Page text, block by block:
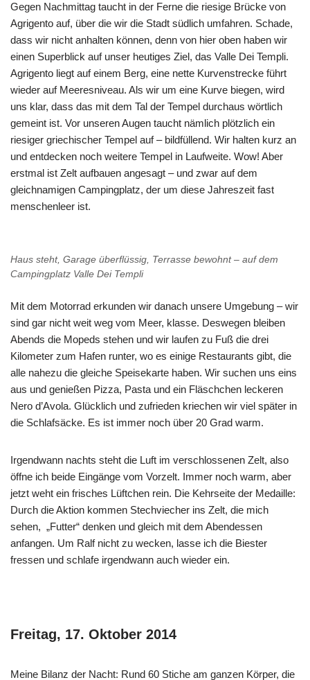
Gegen Nachmittag taucht in der Ferne die riesige Brücke von
Agrigento auf, über die wir die Stadt südlich umfahren. Schade,
dass wir nicht anhalten können, denn von hier oben haben wir
einen Superblick auf unser heutiges Ziel, das Valle Dei Templi.
Agrigento liegt auf einem Berg, eine nette Kurvenstrecke führt
wieder auf Meeresniveau. Als wir um eine Kurve biegen, wird
uns klar, dass das mit dem Tal der Tempel durchaus wörtlich
gemeint ist. Vor unseren Augen taucht nämlich plötzlich ein
riesiger griechischer Tempel auf – bildfüllend. Wir halten kurz an
und entdecken noch weitere Tempel in Laufweite. Wow! Aber
erstmal ist Zelt aufbauen angesagt – und zwar auf dem
gleichnamigen Campingplatz, der um diese Jahreszeit fast
menschenleer ist.
Haus steht, Garage überflüssig, Terrasse bewohnt – auf dem
Campingplatz Valle Dei Templi
Mit dem Motorrad erkunden wir danach unsere Umgebung – wir
sind gar nicht weit weg vom Meer, klasse. Deswegen bleiben
Abends die Mopeds stehen und wir laufen zu Fuß die drei
Kilometer zum Hafen runter, wo es einige Restaurants gibt, die
alle nahezu die gleiche Speisekarte haben. Wir suchen uns eins
aus und genießen Pizza, Pasta und ein Fläschchen leckeren
Nero d’Avola. Glücklich und zufrieden kriechen wir viel später in
die Schlafsäcke. Es ist immer noch über 20 Grad warm.
Irgendwann nachts steht die Luft im verschlossenen Zelt, also
öffne ich beide Eingänge vom Vorzelt. Immer noch warm, aber
jetzt weht ein frisches Lüftchen rein. Die Kehrseite der Medaille:
Durch die Aktion kommen Stechviecher ins Zelt, die mich
sehen, „Futter“ denken und gleich mit dem Abendessen
anfangen. Um Ralf nicht zu wecken, lasse ich die Biester
fressen und schlafe irgendwann auch wieder ein.
Freitag, 17. Oktober 2014
Meine Bilanz der Nacht: Rund 60 Stiche am ganzen Körper, die